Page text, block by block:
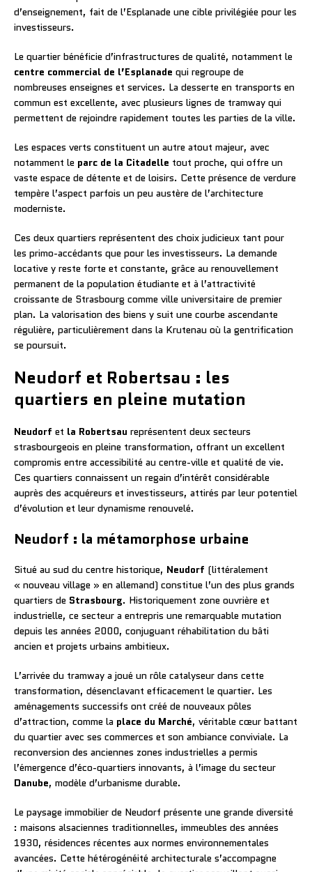
d’enseignement, fait de l’Esplanade une cible privilégiée pour les
investisseurs.
Le quartier bénéficie d’infrastructures de qualité, notamment le
centre commercial de l’Esplanade qui regroupe de
nombreuses enseignes et services. La desserte en transports en
commun est excellente, avec plusieurs lignes de tramway qui
permettent de rejoindre rapidement toutes les parties de la ville.
Les espaces verts constituent un autre atout majeur, avec
notamment le parc de la Citadelle tout proche, qui offre un
vaste espace de détente et de loisirs. Cette présence de verdure
tempère l’aspect parfois un peu austère de l’architecture
moderniste.
Ces deux quartiers représentent des choix judicieux tant pour
les primo-accédants que pour les investisseurs. La demande
locative y reste forte et constante, grâce au renouvellement
permanent de la population étudiante et à l’attractivité
croissante de Strasbourg comme ville universitaire de premier
plan. La valorisation des biens y suit une courbe ascendante
régulière, particulièrement dans la Krutenau où la gentrification
se poursuit.
Neudorf et Robertsau : les
quartiers en pleine mutation
Neudorf et la Robertsau représentent deux secteurs
strasbourgeois en pleine transformation, offrant un excellent
compromis entre accessibilité au centre-ville et qualité de vie.
Ces quartiers connaissent un regain d’intérêt considérable
auprès des acquéreurs et investisseurs, attirés par leur potentiel
d’évolution et leur dynamisme renouvelé.
Neudorf : la métamorphose urbaine
Situé au sud du centre historique, Neudorf (littéralement
« nouveau village » en allemand) constitue l’un des plus grands
quartiers de Strasbourg. Historiquement zone ouvrière et
industrielle, ce secteur a entrepris une remarquable mutation
depuis les années 2000, conjuguant réhabilitation du bâti
ancien et projets urbains ambitieux.
L’arrivée du tramway a joué un rôle catalyseur dans cette
transformation, désenclavant efficacement le quartier. Les
aménagements successifs ont créé de nouveaux pôles
d’attraction, comme la place du Marché, véritable cœur battant
du quartier avec ses commerces et son ambiance conviviale. La
reconversion des anciennes zones industrielles a permis
l’émergence d’éco-quartiers innovants, à l’image du secteur
Danube, modèle d’urbanisme durable.
Le paysage immobilier de Neudorf présente une grande diversité
: maisons alsaciennes traditionnelles, immeubles des années
1930, résidences récentes aux normes environnementales
avancées. Cette hétérogénéité architecturale s’accompagne